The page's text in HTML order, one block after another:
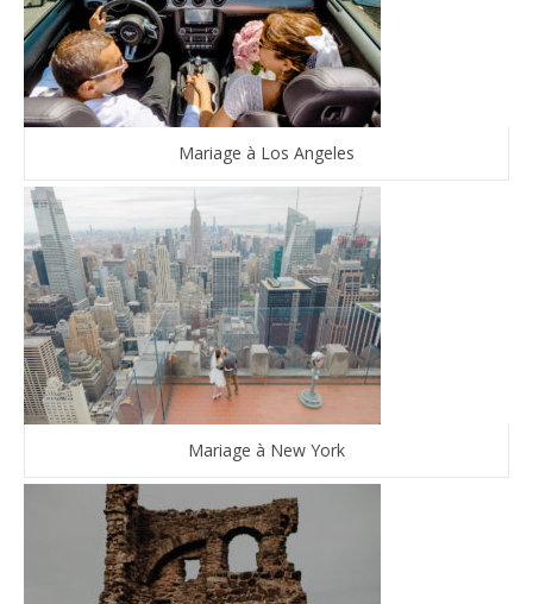
Mariage à Los Angeles
Mariage à New York